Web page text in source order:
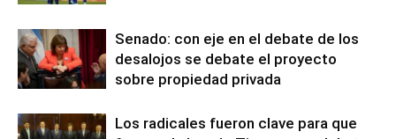
Senado: con eje en el debate de los
desalojos se debate el proyecto
sobre propiedad privada
Los radicales fueron clave para que